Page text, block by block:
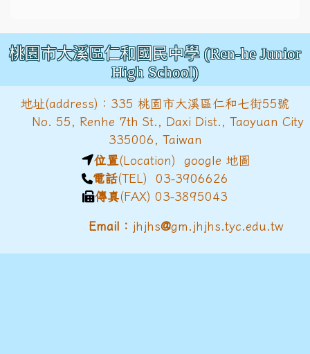
桃園市大溪區仁和國民中學 (Ren-he Junior
High School)
地址(address)：335 桃園市大溪區仁和七街55號
No. 55, Renhe 7th St., Daxi Dist., Taoyuan City
335006, Taiwan
位置(Location) google 地圖
電話(TEL) 03-3906626
傳真(FAX) 03-3895043
Email： jhjhs@gm.jhjhs.tyc.edu.tw